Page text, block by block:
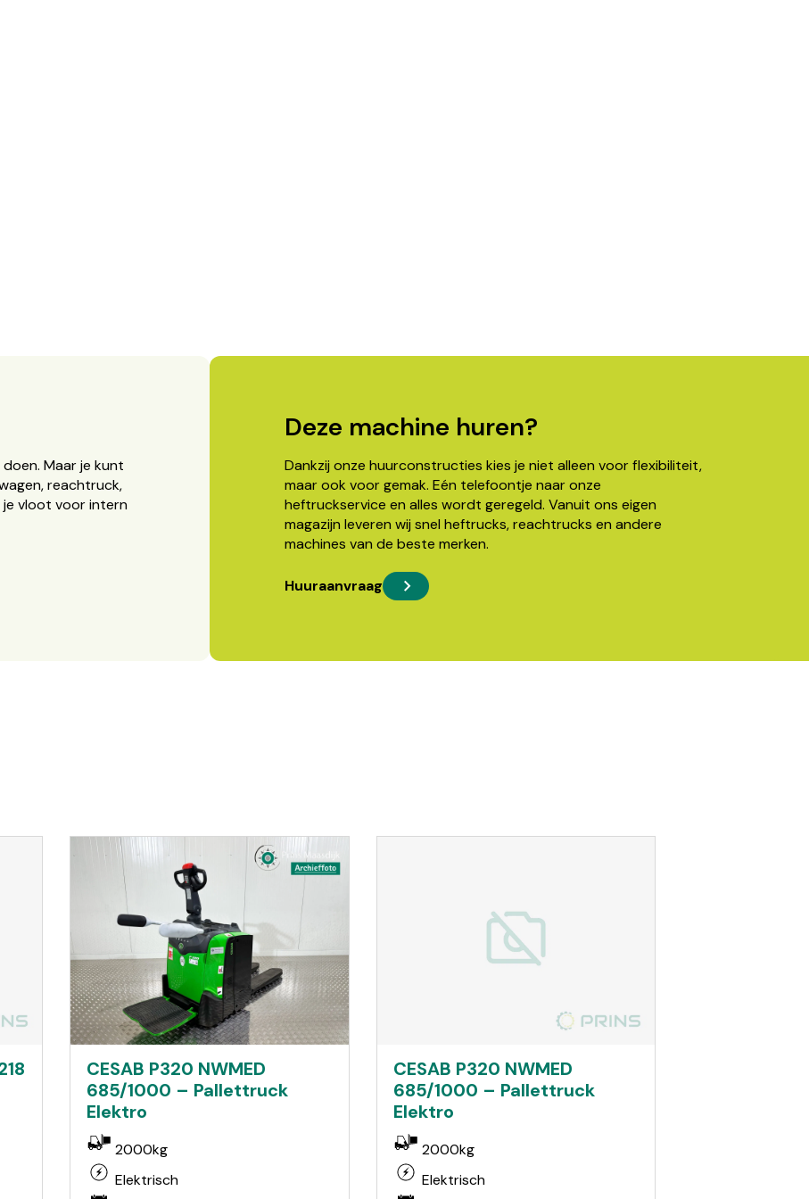
Maar je kunt
reachtruck,
vloot voor intern
Deze machine huren?
Dankzij onze huurconstructies kies je niet alleen voor flexibiliteit,
maar ook voor gemak. Eén telefoontje naar onze
heftruckservice en alles wordt geregeld. Vanuit ons eigen
magazijn leveren wij snel heftrucks, reachtrucks en andere
machines van de beste merken.
Huuraanvraag
CESAB P320 NWMED
685/1000 – Pallettruck
Elektro
2000kg
Elektrisch
CESAB P320 NWMED
685/1000 – Pallettruck
Elektro
2000kg
Elektrisch